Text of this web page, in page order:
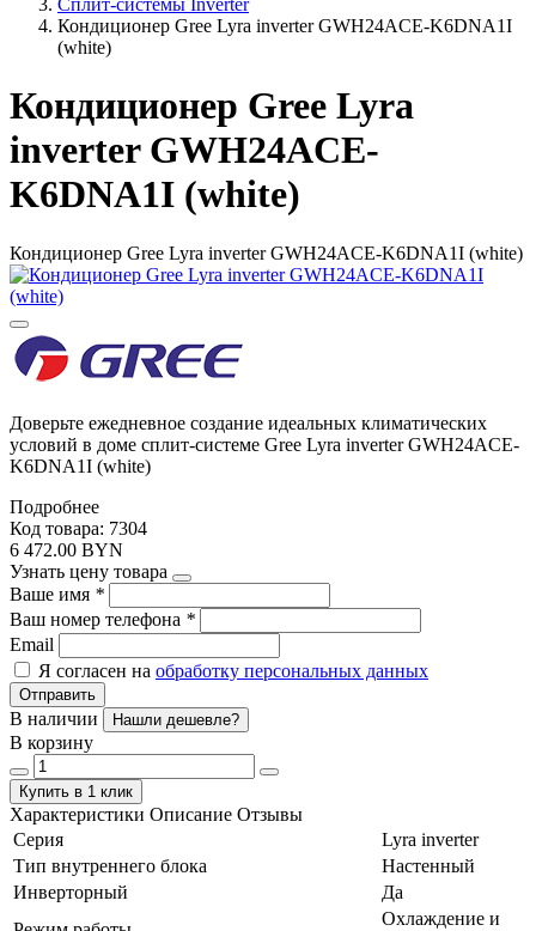
Сплит-системы Inverter
Кондиционер Gree Lyra inverter GWH24ACE-K6DNA1I
(white)
Кондиционер Gree Lyra
inverter GWH24ACE-
K6DNA1I (white)
Кондиционер Gree Lyra inverter GWH24ACE-K6DNA1I (white)
Доверьте ежедневное создание идеальных климатических
условий в доме сплит-системе Gree Lyra inverter GWH24ACE-
K6DNA1I (white)
Подробнее
Код товара: 7304
6 472.00 BYN
Узнать цену товара
Ваше имя *
Ваш номер телефона *
Email
Я согласен на обработку персональных данных
Отправить
В наличии Нашли дешевле?
В корзину
Купить в 1 клик
Характеристики Описание Отзывы
Серия
Lyra inverter
Тип внутреннего блока
Настенный
Инверторный
Да
Охлаждение и